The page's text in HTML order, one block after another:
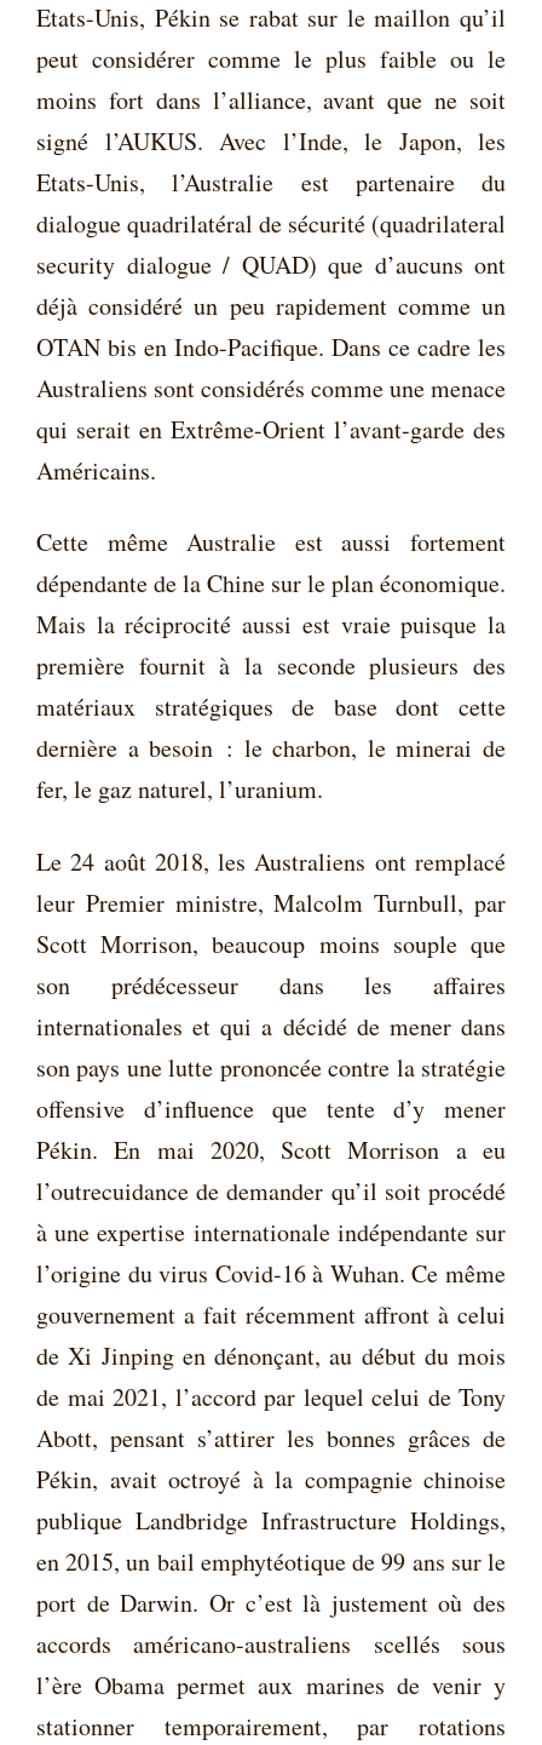
Etats-Unis, Pékin se rabat sur le maillon qu’il
peut considérer comme le plus faible ou le
moins fort dans l’alliance, avant que ne soit
signé l’AUKUS. Avec l’Inde, le Japon, les
Etats-Unis, l’Australie est partenaire du
dialogue quadrilatéral de sécurité (quadrilateral
security dialogue / QUAD) que d’aucuns ont
déjà considéré un peu rapidement comme un
OTAN bis en Indo-Pacifique. Dans ce cadre les
Australiens sont considérés comme une menace
qui serait en Extrême-Orient l’avant-garde des
Américains.
Cette même Australie est aussi fortement
dépendante de la Chine sur le plan économique.
Mais la réciprocité aussi est vraie puisque la
première fournit à la seconde plusieurs des
matériaux stratégiques de base dont cette
dernière a besoin : le charbon, le minerai de
fer, le gaz naturel, l’uranium.
Le 24 août 2018, les Australiens ont remplacé
leur Premier ministre, Malcolm Turnbull, par
Scott Morrison, beaucoup moins souple que
son prédécesseur dans les affaires
internationales et qui a décidé de mener dans
son pays une lutte prononcée contre la stratégie
offensive d’influence que tente d’y mener
Pékin. En mai 2020, Scott Morrison a eu
l’outrecuidance de demander qu’il soit procédé
à une expertise internationale indépendante sur
l’origine du virus Covid-16 à Wuhan. Ce même
gouvernement a fait récemment affront à celui
de Xi Jinping en dénonçant, au début du mois
de mai 2021, l’accord par lequel celui de Tony
Abott, pensant s’attirer les bonnes grâces de
Pékin, avait octroyé à la compagnie chinoise
publique Landbridge Infrastructure Holdings,
en 2015, un bail emphytéotique de 99 ans sur le
port de Darwin. Or c’est là justement où des
accords américano-australiens scellés sous
l’ère Obama permet aux marines de venir y
stationner temporairement, par rotations